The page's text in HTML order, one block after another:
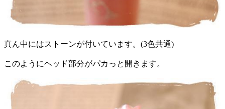
真ん中にはストーンが付いています。(3色共通)
このようにヘッド部分がパカっと開きます。